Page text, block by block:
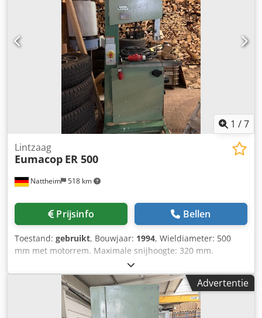
voor de koper). Bij interesse of vragen staan wij u graag te
1 /7
Nattheim 518 km
Lintzaag
Eumacop ER 500
Prijsinfo Bellen
Toestand: gebruikt, Bouwjaar: 1994, Wieldiameter: 500
mm met motorrem. Maximale snijhoogte: 320 mm.
Staanderzijde links boven en onder. APPA geleidingen.
Motor 1,5 kW. Kantelbare tafel. Rij-inrichting.
Transportwielen met bladbands-spanningsindicator.
Bladlengte: min. 4040 mm, max. 4140 mm. Opslaglocatie:
Nattheim. Dwodpfx Ahjwl D S Ujnea
Advertentie